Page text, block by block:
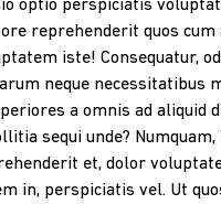
optio perspiciatis
reprehenderit quos cum
iste! Consequatur,
neque necessitatibus
a omnis ad aliquid
sequi unde?
et, dolor
in, perspiciatis vel. Ut